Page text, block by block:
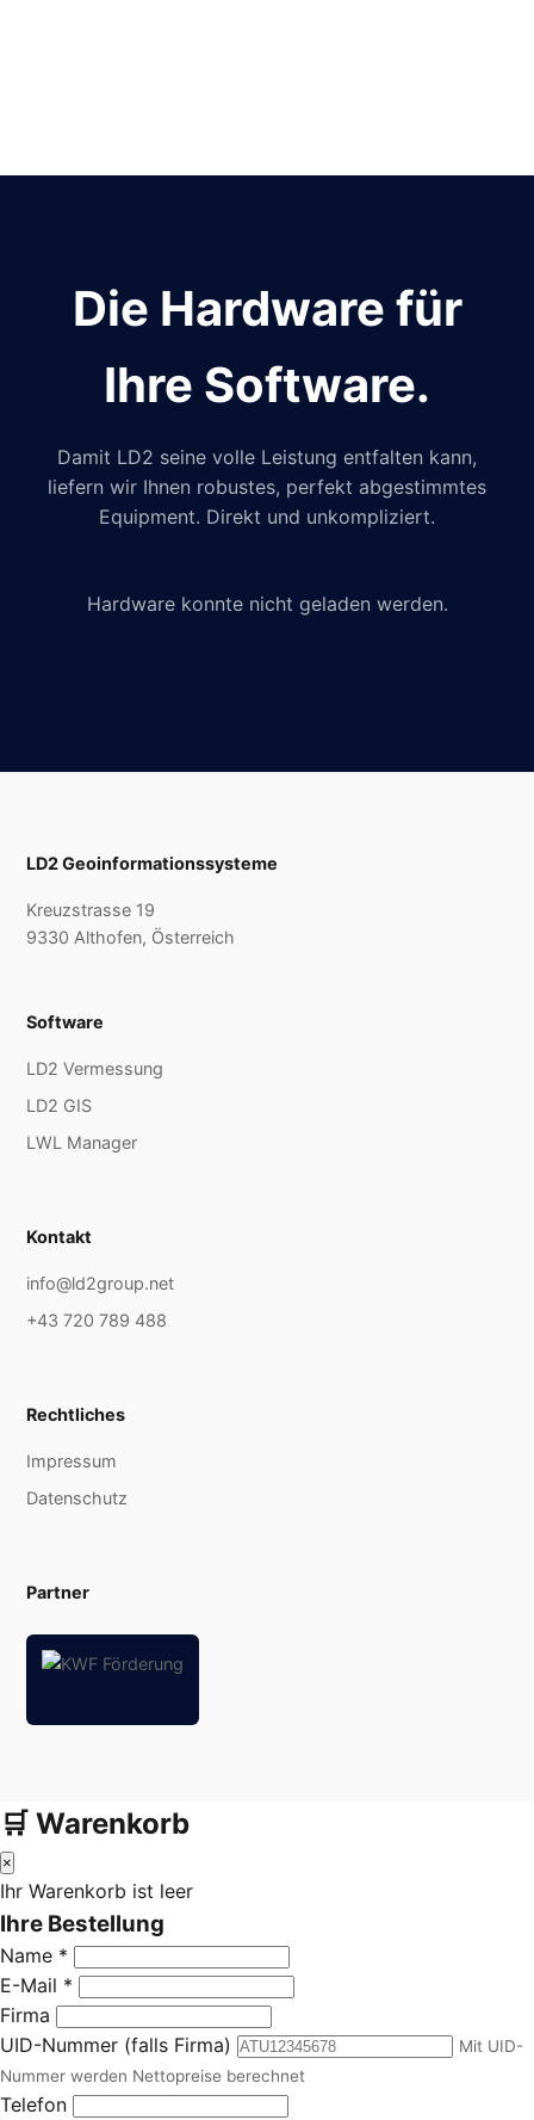
Die Hardware für
Ihre Software.
Damit LD2 seine volle Leistung entfalten kann,
liefern wir Ihnen robustes, perfekt abgestimmtes
Equipment. Direkt und unkompliziert.
Hardware konnte nicht geladen werden.
LD2 Geoinformationssysteme
Kreuzstrasse 19
9330 Althofen, Österreich
Software
LD2 Vermessung
LD2 GIS
LWL Manager
Kontakt
info@ld2group.net
+43 720 789 488
Rechtliches
Impressum
Datenschutz
Partner
🛒 Warenkorb
×
Ihr Warenkorb ist leer
Ihre Bestellung
Name *
E-Mail *
Firma
UID-Nummer (falls Firma)
Mit UID-
Nummer werden Nettopreise berechnet
Telefon